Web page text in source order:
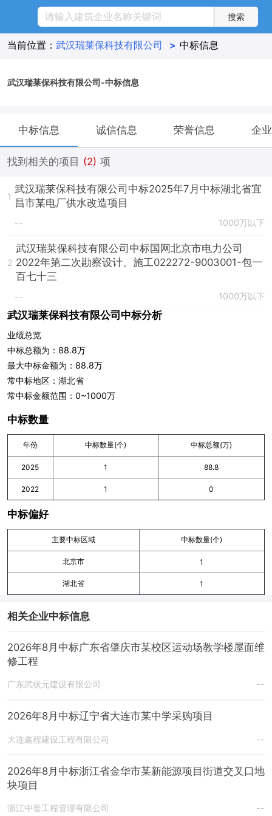
当前位置： 武汉瑞莱保科技有限公司 > 中标信息
武汉瑞莱保科技有限公司-中标信息
中标信息 诚信信息 荣誉信息 企
找到相关的项目 (2) 项
1
武汉瑞莱保科技有限公司中标2025年7月中标湖北省宜
昌市某电厂供水改造项目
-- 1000万以下
2
武汉瑞莱保科技有限公司中标国网北京市电力公司
2022年第二次勘察设计、施工022272-9003001-包一
百七十三
-- 1000万以下
武汉瑞莱保科技有限公司中标分析
业绩总览
中标总额为：88.8万
最大中标金额为：88.8万
常中标地区：湖北省
常中标金额范围：0~1000万
中标数量
年份 中标数量(个) 中标总额(万)
2025 1 88.8
2022 1 0
中标偏好
主要中标区域 中标数量(个)
北京市 1
湖北省 1
相关企业中标信息
2026年8月中标广东省肇庆市某校区运动场教学楼屋面维
修工程
广东武状元建设有限公司 --
2026年8月中标辽宁省大连市某中学采购项目
大连鑫程建设工程有限公司 --
2026年8月中标浙江省金华市某新能源项目街道交叉口地
块项目
浙江中誉工程管理有限公司 --